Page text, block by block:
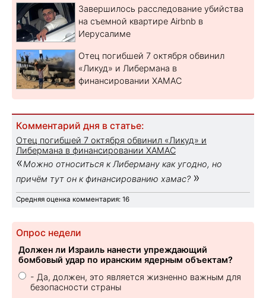
Завершилось расследование убийства
на съемной квартире Airbnb в
Иерусалиме
Отец погибшей 7 октября обвинил
«Ликуд» и Либермана в
финансировании ХАМАС
Комментарий дня в статье:
Отец погибшей 7 октября обвинил «Ликуд» и
Либермана в финансировании ХАМАС
«Можно относиться к Либерману как угодно, но
причём тут он к финансированию хамас? »
Средняя оценка комментария: 16
Опрос недели
Должен ли Израиль нанести упреждающий
бомбовый удар по иранским ядерным объектам?
- Да, должен, это является жизненно важным для
безопасности страны